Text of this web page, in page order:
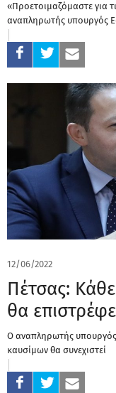
«Προετοιμαζόμαστε για
αναπληρωτής υπουργός
12/06/2022
Πέτσας:
θα
Ο αναπληρωτής
καυσίμων θα συνεχιστεί